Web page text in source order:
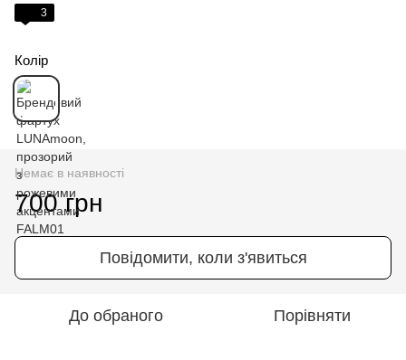
3
Колір
Немає в наявності
700 грн
Повідомити, коли з'явиться
До обраного Порівняти